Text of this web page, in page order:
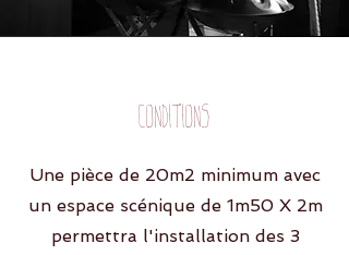
Conditions
Une pièce de 20m2 minimum avec
un espace scénique de 1m50 X 2m
permettra l'installation des 3